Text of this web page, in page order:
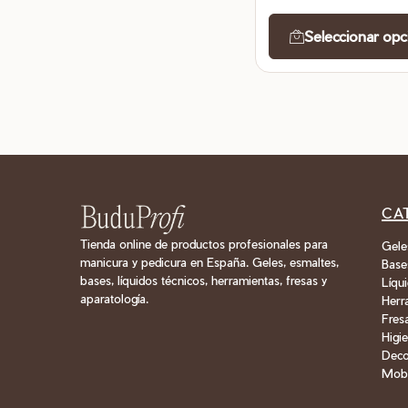
Seleccionar
Tienda online de productos profesionales para
manicura y pedicura en España. Geles, esmaltes,
bases, líquidos técnicos, herramientas, fresas y
aparatología.